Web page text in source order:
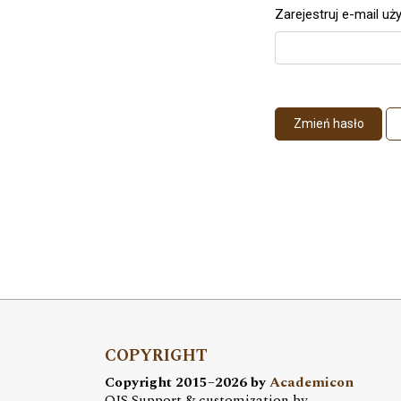
Zarejestruj e-mail
Wymagane
Zmień hasło
COPYRIGHT
Copyright 2015–2026 byAcademicon